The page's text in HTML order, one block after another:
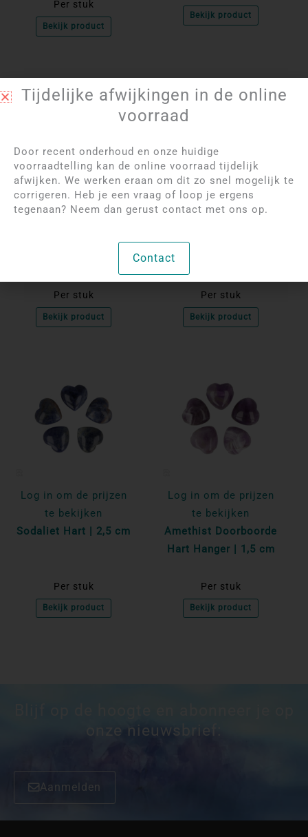
Per stuk
Bekijk product
Bekijk product
Log in om de prijzen
Rhodoniet Doorboorde
Per stuk
Bekijk product
Log in om de prijzen
Groene Aventurijn Hart
Per stuk
Bekijk product
Log in om de prijzen
te bekijken
Sodaliet Hart | 2,5 cm
Per stuk
Bekijk product
Log in om de prijzen
te bekijken
Amethist Doorboorde
Hart Hanger | 1,5 cm
Per stuk
Bekijk product
onze nieuwsbrief:
Aanmelden
Tijdelijke afwijkingen in de online
voorraad
Door recent onderhoud en onze huidige
voorraadtelling kan de online voorraad tijdelijk
afwijken. We werken eraan om dit zo snel mogelijk te
corrigeren. Heb je een vraag of loop je ergens
tegenaan? Neem dan gerust contact met ons op.
Contact